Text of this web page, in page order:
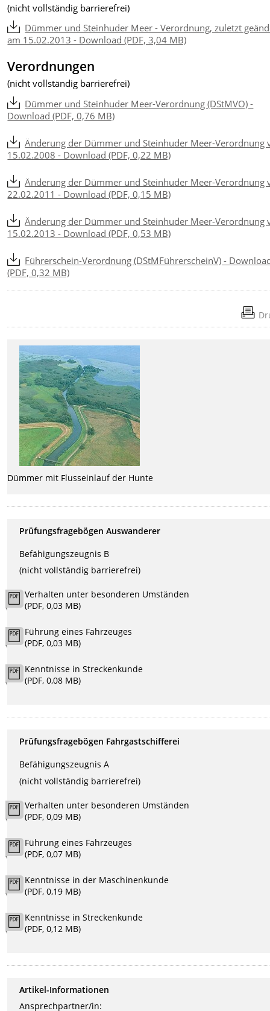
(nicht vollständig barrierefrei)
Dümmer und Steinhuder Meer - Verordnung, zuletzt
am 15.02.2013 - Download (PDF, 3,04 MB)
Verordnungen
(nicht vollständig barrierefrei)
Dümmer und Steinhuder Meer-Verordnung (DStMVO) -
Download (PDF, 0,76 MB)
Änderung der Dümmer und Steinhuder Meer-Verordnung
15.02.2008 - Download (PDF, 0,22 MB)
Änderung der Dümmer und Steinhuder Meer-Verordnung
22.02.2011 - Download (PDF, 0,15 MB)
Änderung der Dümmer und Steinhuder Meer-Verordnung
15.02.2013 - Download (PDF, 0,53 MB)
Führerschein-Verordnung (DStMFührerscheinV) -
(PDF, 0,32 MB)
Dümmer mit Flusseinlauf der Hunte
Prüfungsfragebögen Auswanderer
Befähigungszeugnis B
(nicht vollständig barrierefrei)
Verhalten unter besonderen Umständen
(PDF, 0,03 MB)
Führung eines Fahrzeuges
(PDF, 0,03 MB)
Kenntnisse in Streckenkunde
(PDF, 0,08 MB)
Prüfungsfragebögen Fahrgastschifferei
Befähigungszeugnis A
(nicht vollständig barrierefrei)
Verhalten unter besonderen Umständen
(PDF, 0,09 MB)
Führung eines Fahrzeuges
(PDF, 0,07 MB)
Kenntnisse in der Maschinenkunde
(PDF, 0,19 MB)
Kenntnisse in Streckenkunde
(PDF, 0,12 MB)
Artikel-Informationen
Ansprechpartner/in: